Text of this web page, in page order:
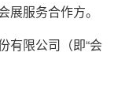
服务合作方。
有限公司（即“会